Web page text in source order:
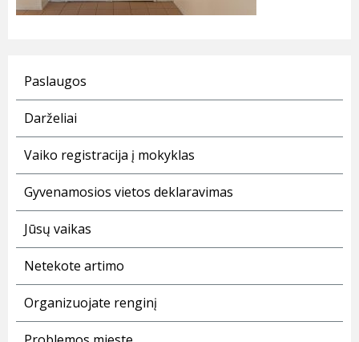
Paslaugos
Darželiai
Vaiko registracija į mokyklas
Gyvenamosios vietos deklaravimas
Jūsų vaikas
Netekote artimo
Organizuojate renginį